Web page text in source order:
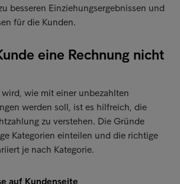
besseren Einziehungsergebnissen und
für die Kunden.
eine Rechnung nicht
wie mit einer unbezahlten
werden soll, ist es hilfreich, die
zu verstehen. Die Gründe
Kategorien einteilen und die richtige
je nach Kategorie.
auf Kundenseite